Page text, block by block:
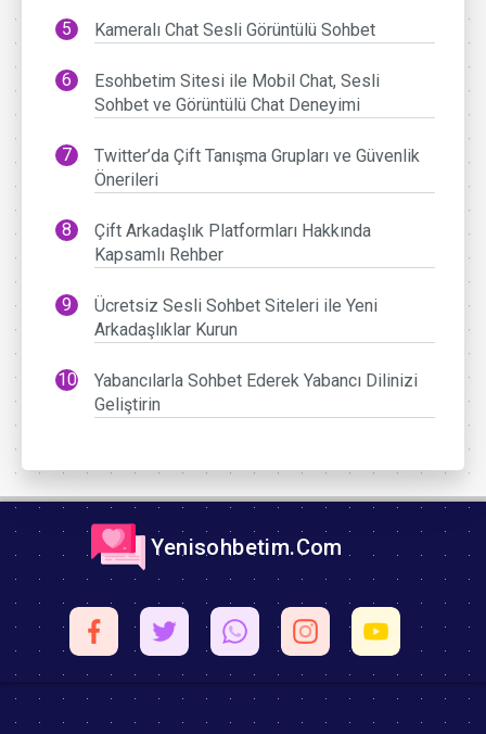
Kameralı Chat Sesli Görüntülü Sohbet
Esohbetim Sitesi ile Mobil Chat, Sesli
Sohbet ve Görüntülü Chat Deneyimi
Twitter’da Çift Tanışma Grupları ve Güvenlik
Önerileri
Çift Arkadaşlık Platformları Hakkında
Kapsamlı Rehber
Ücretsiz Sesli Sohbet Siteleri ile Yeni
Arkadaşlıklar Kurun
Yabancılarla Sohbet Ederek Yabancı Dilinizi
Geliştirin
Yenisohbetim.Com